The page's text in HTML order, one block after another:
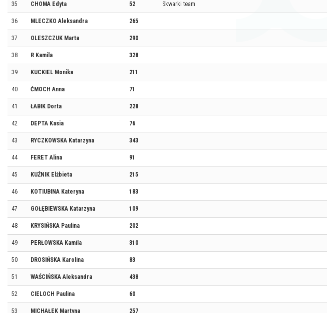
35 CHOMA Edyta 52 Skwarki team
36 MLECZKO Aleksandra 265
37 OLESZCZUK Marta 290
38 R Kamila 328
39 KUCKIEL Monika 211
40 ĆMOCH Anna 71
41 ŁABIK Dorta 228
42 DEPTA Kasia 76
43 RYCZKOWSKA Katarzyna 343
44 FERET Alina 91
45 KUŹNIK Elżbieta 215
46 KOTIUBINA Kateryna 183
47 GOŁĘBIEWSKA Katarzyna 109
48 KRYSIŃSKA Paulina 202
49 PERŁOWSKA Kamila 310
50 DROSIŃSKA Karolina 83
51 WAŚCIŃSKA Aleksandra 438
52 CIELOCH Paulina 60
53 MICHAŁEK Martyna 257